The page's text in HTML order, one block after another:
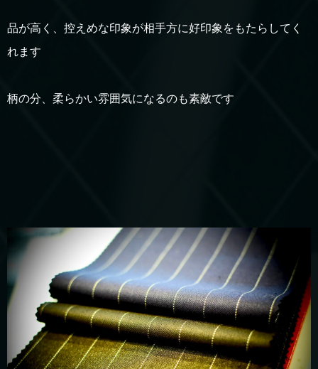
品が高く、控えめな印象が相手方に好印象をもたらしてく
れます
柄の分、柔らかい雰囲気になるのも素敵です